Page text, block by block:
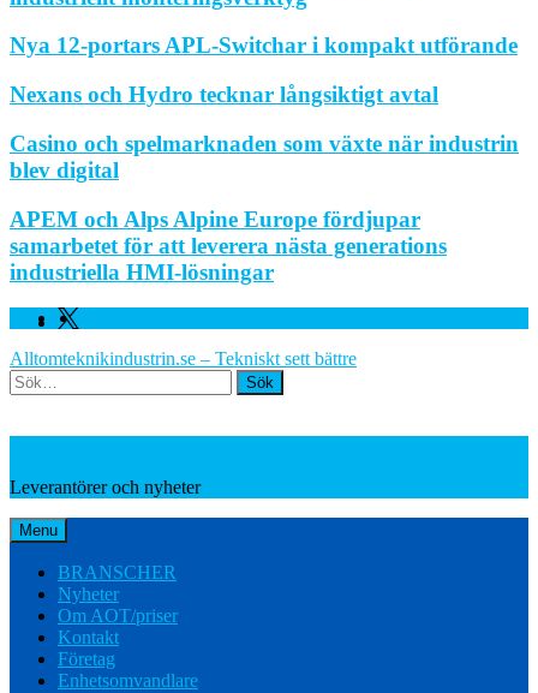
Nya 12-portars APL-Switchar i kompakt utförande
Nexans och Hydro tecknar långsiktigt avtal
Casino och spelmarknaden som växte när industrin
blev digital
APEM och Alps Alpine Europe fördjupar
samarbetet för att leverera nästa generations
industriella HMI-lösningar
Facebook
Twitter
Alltomteknikindustrin.se – Tekniskt sett bättre
Search
Leverantörer och nyheter
Menu
BRANSCHER
Nyheter
Om AOT/priser
Kontakt
Företag
Enhetsomvandlare